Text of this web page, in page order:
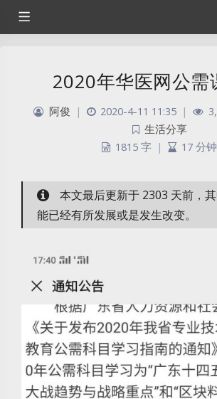
2020年华医网公需
阿俊 | 2020-4-11 11:35 |
生活分享
1815 字 | 17 分钟
本文最后更新于 2303 天前，
能已经有所发展或是发生改变。